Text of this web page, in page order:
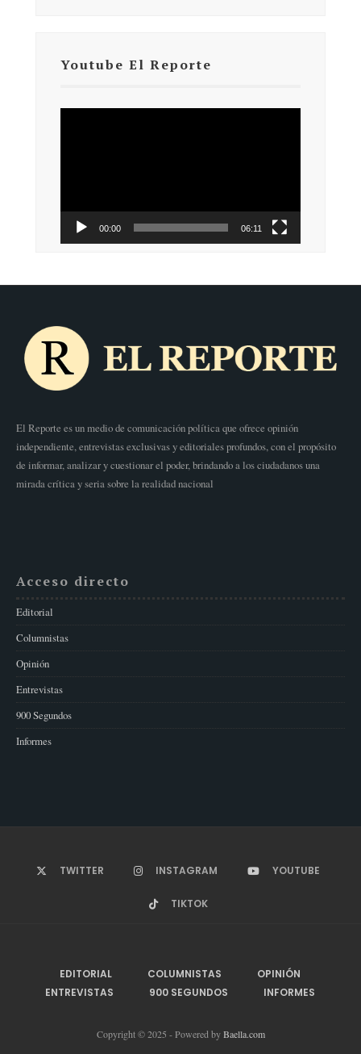
Youtube El Reporte
00:00 06:11
El Reporte es un medio de comunicación política que ofrece opinión
independiente, entrevistas exclusivas y editoriales profundos, con el propósito
de informar, analizar y cuestionar el poder, brindando a los ciudadanos una
mirada crítica y seria sobre la realidad nacional
Acceso directo
Editorial
Columnistas
Opinión
Entrevistas
900 Segundos
Informes
TWITTER INSTAGRAM YOUTUBE
TIKTOK
EDITORIAL COLUMNISTAS
OPINIÓN
ENTREVISTAS
900 SEGUNDOS INFORMES
Copyright © 2025 - Powered byBaella.com